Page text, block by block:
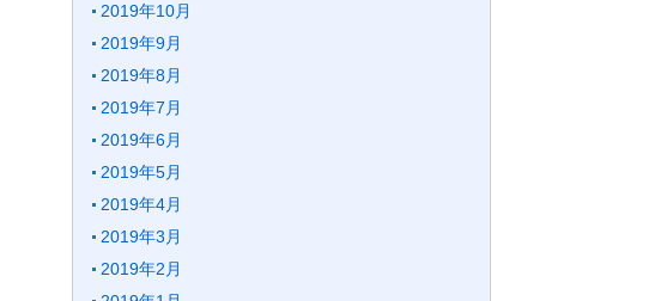
2019年10月
2019年9月
2019年8月
2019年7月
2019年6月
2019年5月
2019年4月
2019年3月
2019年2月